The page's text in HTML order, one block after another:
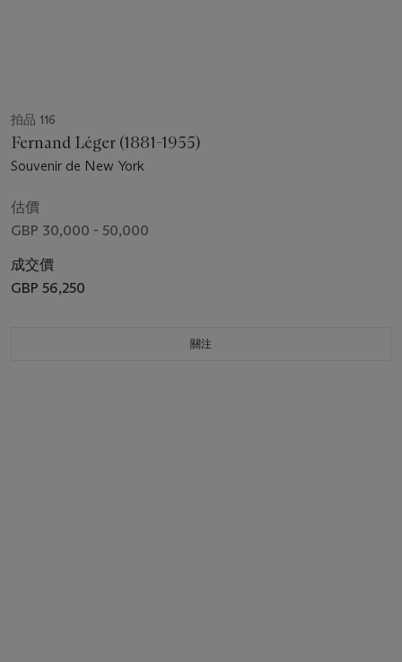
拍品 116
Fernand Léger (1881-1955)
Souvenir de New York
估價
GBP 30,000 - 50,000
成交價
GBP 56,250
關注